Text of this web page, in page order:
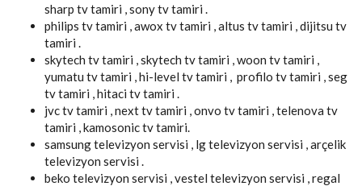
sharp tv tamiri , sony tv tamiri .
philips tv tamiri , awox tv tamiri , altus tv tamiri , dijitsu tv
tamiri .
skytech tv tamiri , skytech tv tamiri , woon tv tamiri ,
yumatu tv tamiri , hi-level tv tamiri , profilo tv tamiri , seg
tv tamiri , hitaci tv tamiri .
jvc tv tamiri , next tv tamiri , onvo tv tamiri , telenova tv
tamiri , kamosonic tv tamiri.
samsung televizyon servisi , lg televizyon servisi , arçelik
televizyon servisi .
beko televizyon servisi , vestel televizyon servisi , regal